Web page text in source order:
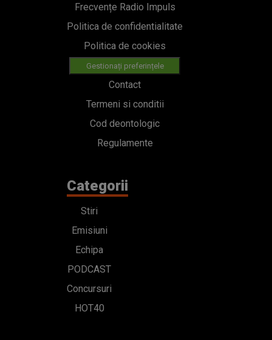
Frecvențe Radio Impuls
Politica de confidentialitate
Politica de cookies
Gestionați preferințele
Contact
Termeni si conditii
Cod deontologic
Regulamente
Categorii
Stiri
Emisiuni
Echipa
PODCAST
Concursuri
HOT40